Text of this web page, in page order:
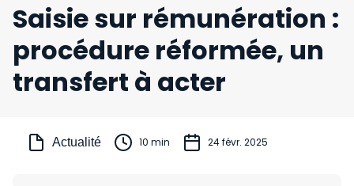
Saisie sur rémunération :
procédure réformée, un
transfert à acter
Actualité 10 min 24 févr. 2025